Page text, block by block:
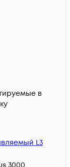
в
L3